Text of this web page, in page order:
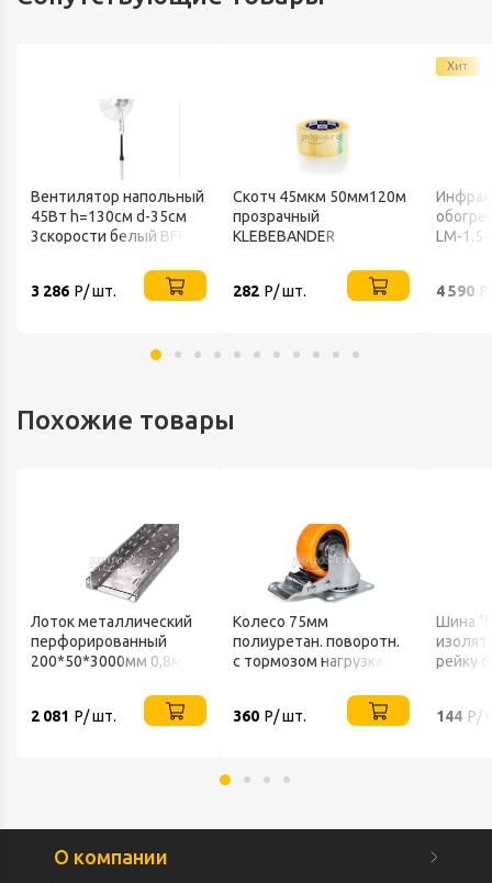
Вентилятор напольный
45Вт h=130см d-35см
3скорости белый BFF-
3 286 Р/ шт.
Скотч 45мкм 50мм120м
прозрачный
KLEBEBANDER
282 Р/ шт.
Хит
LM-
4 590
Похожие товары
Лоток металлический
перфорированный
200*50*3000мм 0,8мм
2 081 Р/ шт.
Колесо 75мм
полиуретан. поворотн.
с тормозом нагрузка
360 Р/ шт.
Шина
рейку
144 Р/
О компании